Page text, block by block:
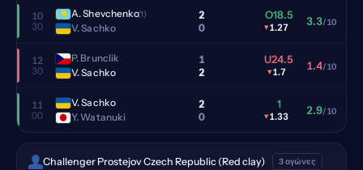
10
30
A. Shevchenko(1)
V. Sachko
2
0
O18.5
▾1.27 3.3/10
12
30
P. Brunclik
V. Sachko
1
2
U24.5
▾1.7 1.4/10
11
00
V. Sachko
Y. Watanuki
2
0
1
▾1.33 2.9/10
Challenger Prostejov Czech Republic (Red clay) 3 αγώνες